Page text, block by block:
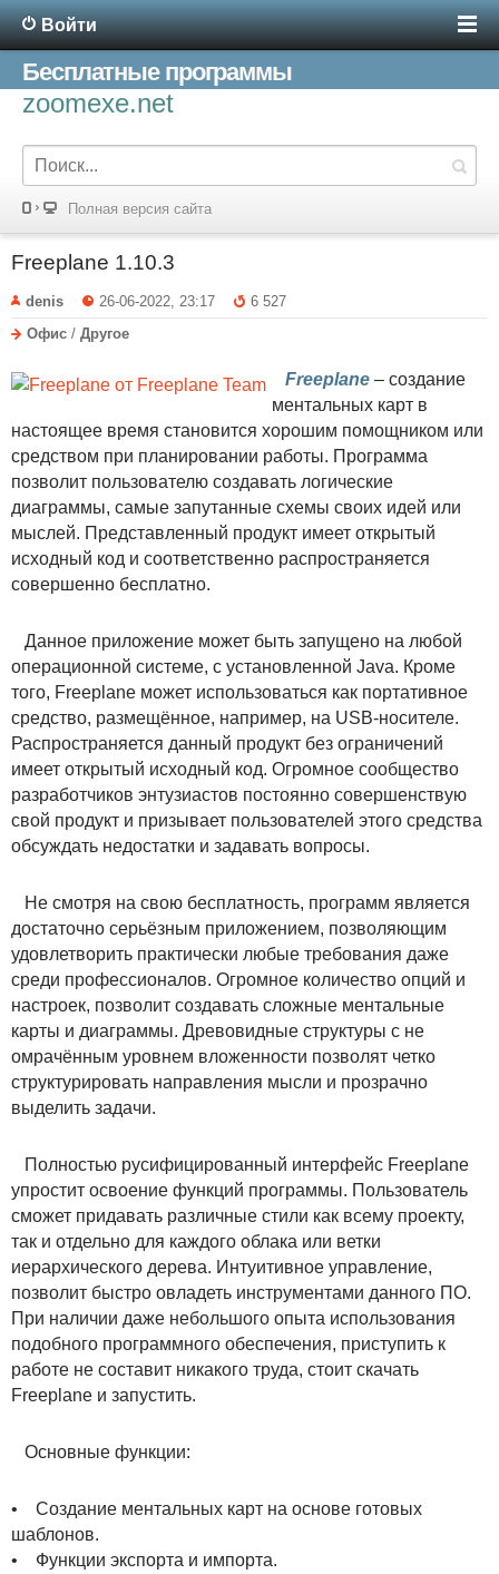
Войти
Бесплатные программы
zoomexe.net
Полная версия сайта
Freeplane 1.10.3
denis 26-06-2022, 23:17
6 527
Офис / Другое
Freeplane – создание
ментальных карт в
настоящее время становится хорошим помощником или
средством при планировании работы. Программа
позволит пользователю создавать логические
диаграммы, самые запутанные схемы своих идей или
мыслей. Представленный продукт имеет открытый
исходный код и соответственно распространяется
совершенно бесплатно.
Данное приложение может быть запущено на любой
операционной системе, с установленной Java. Кроме
того, Freeplane может использоваться как портативное
средство, размещённое, например, на USB-носителе.
Распространяется данный продукт без ограничений
имеет открытый исходный код. Огромное сообщество
разработчиков энтузиастов постоянно совершенствую
свой продукт и призывает пользователей этого средства
обсуждать недостатки и задавать вопросы.
Не смотря на свою бесплатность, программ является
достаточно серьёзным приложением, позволяющим
удовлетворить практически любые требования даже
среди профессионалов. Огромное количество опций и
настроек, позволит создавать сложные ментальные
карты и диаграммы. Древовидные структуры с не
омрачённым уровнем вложенности позволят четко
структурировать направления мысли и прозрачно
выделить задачи.
Полностью русифицированный интерфейс Freeplane
упростит освоение функций программы. Пользователь
сможет придавать различные стили как всему проекту,
так и отдельно для каждого облака или ветки
иерархического дерева. Интуитивное управление,
позволит быстро овладеть инструментами данного ПО.
При наличии даже небольшого опыта использования
подобного программного обеспечения, приступить к
работе не составит никакого труда, стоит скачать
Freeplane и запустить.
Основные функции:
• Создание ментальных карт на основе готовых
шаблонов.
• Функции экспорта и импорта.